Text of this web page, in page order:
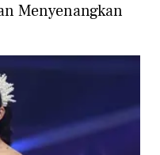
Menyenangkan